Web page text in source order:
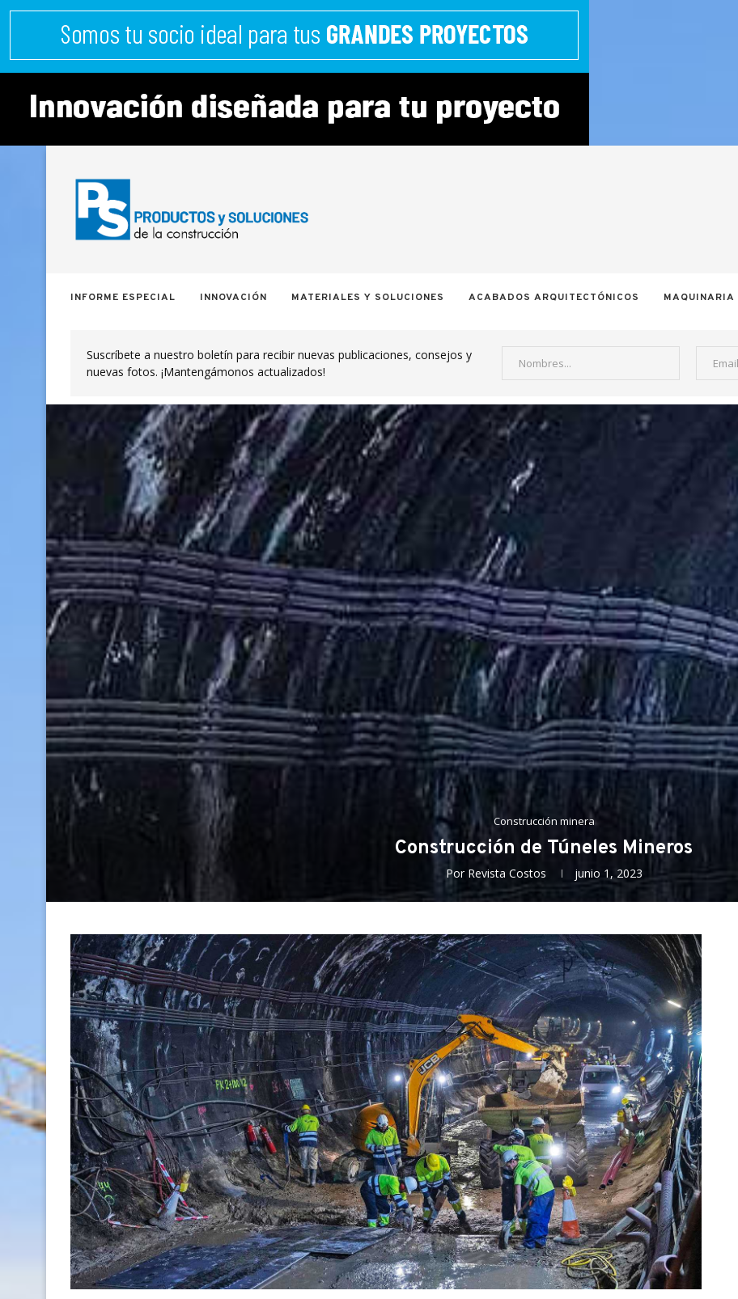
INFORME ESPECIAL INNOVACIÓN MATERIALES Y SOLUCIONES ACABADOS ARQUITECTÓNICOS MAQUINARIA
Suscríbete a nuestro boletín para recibir nuevas publicaciones, consejos y
nuevas fotos. ¡Mantengámonos actualizados!
Construcción minera
Construcción de Túneles Mineros
Por Revista Costos junio 1, 2023